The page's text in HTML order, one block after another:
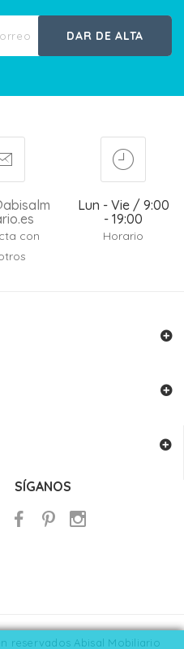
DAR DE ALTA
con
Lun - Vie / 9:00
- 19:00
Horario
SÍGANOS
reservados Abisal Mobiliario